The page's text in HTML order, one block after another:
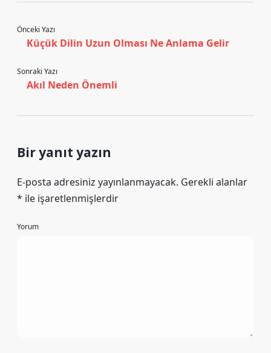
Önceki Yazı
Küçük Dilin Uzun Olması Ne Anlama Gelir
Sonraki Yazı
Akıl Neden Önemli
Bir yanıt yazın
E-posta adresiniz yayınlanmayacak. Gerekli alanlar
* ile işaretlenmişlerdir
Yorum